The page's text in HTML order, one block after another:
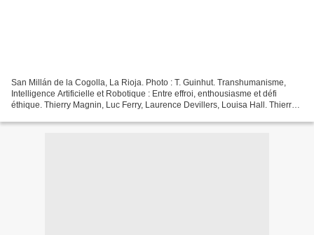
San Millán de la Cogolla, La Rioja. Photo : T. Guinhut. Transhumanisme,
Intelligence Artificielle et Robotique : Entre effroi, enthousiasme et défi
éthique. Thierry Magnin, Luc Ferry, Laurence Devillers, Louisa Hall. Thierry